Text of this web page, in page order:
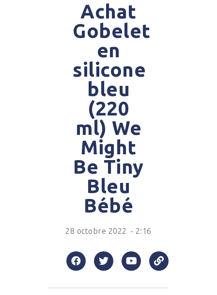
Achat
Gobelet
en
silicone
bleu
(220
ml) We
Might
Be Tiny
Bleu
Bébé
28 octobre 2022 - 2:16